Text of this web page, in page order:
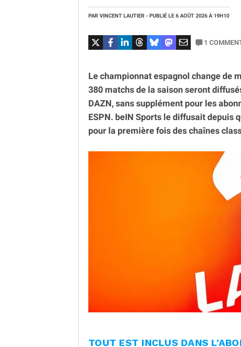
PAR VINCENT LAUTIER - PUBLIÉ LE 6 AOÛT 2026 À 19H10
1
Le championnat espagnol change de
380 matchs de la saison seront
DAZN, sans supplément pour les
ESPN. beIN Sports le diffusait depuis
pour la première fois des chaînes
TOUT EST INCLUS DANS